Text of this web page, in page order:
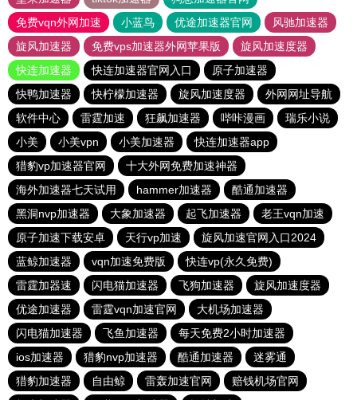
免费vqn外网加速
小蓝鸟 优途加速器官网
风驰加速器
旋风加速器
免费vps加速器外网苹果版
旋风加速度器
快连加速器
快连加速器官网入口
原子加速器
快鸭加速器
快柠檬加速器 旋风加速度器
外网网址导航
软件中心
雷霆加速 狂飙加速器 哔咔漫画
瑞乐小说
小美
小美vpn 小美加速器
快连加速器app
猎豹vp加速器官网
十大外网免费加速神器
海外加速器七天试用
hammer加速器
酷通加速器
黑洞nvp加速器
大象加速器 起飞加速器
老王vqn加速
原子加速下载安卓
天行vp加速
旋风加速官网入口2024
蓝鲸加速器
vqn加速免费版
快连vp(永久免费)
雷霆加器速
闪电猫加速器 飞狗加速器
旋风加速度器
优途加速器
雷霆vqn加速官网
大机场加速器
闪电猫加速器
飞鱼加速器
每天免费2小时加速器
ios加速器
猎豹nvp加速器 酷通加速器
迷雾通
猎豹加速器
自由鲸 雷轰加速官网
赔钱机场官网